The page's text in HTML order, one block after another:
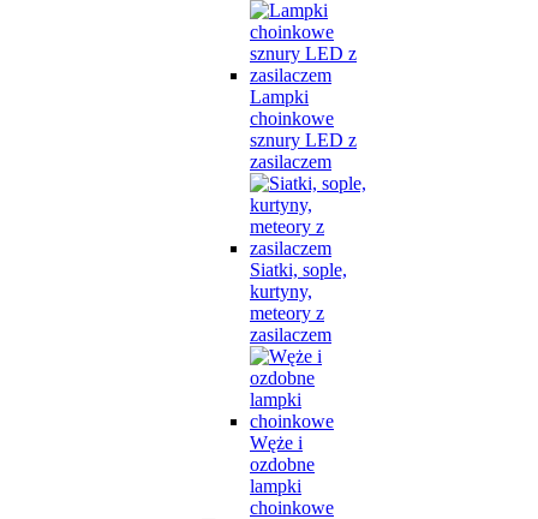
Lampki
choinkowe
sznury LED z
zasilaczem
Siatki, sople,
kurtyny,
meteory z
zasilaczem
Węże i
ozdobne
lampki
choinkowe